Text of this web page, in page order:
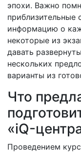
эпохи. Важно
приблизительные
информацию о
некоторые из
давать
нескольких
варианты из
Что
«iQ-
Проведением